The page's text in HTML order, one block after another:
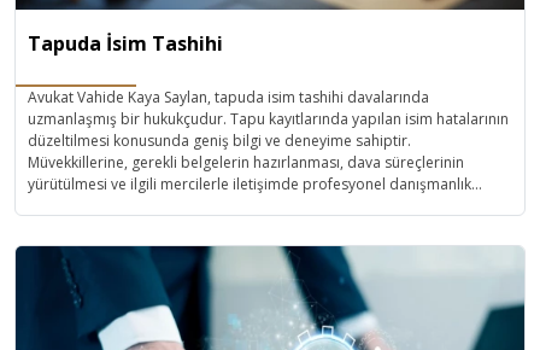
Tapuda İsim Tashihi
Avukat Vahide Kaya Saylan, tapuda isim tashihi davalarında
uzmanlaşmış bir hukukçudur. Tapu kayıtlarında yapılan isim hatalarının
düzeltilmesi konusunda geniş bilgi ve deneyime sahiptir.
Müvekkillerine, gerekli belgelerin hazırlanması, dava süreçlerinin
yürütülmesi ve ilgili mercilerle iletişimde profesyonel danışmanlık
altına almaktadır.